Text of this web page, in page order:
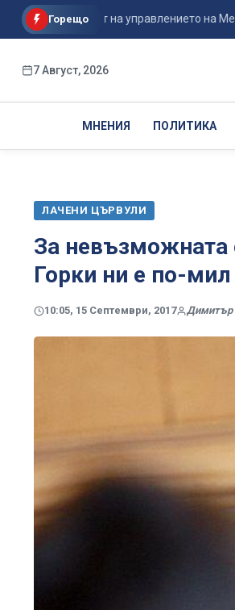
Горещо
ли краят на управлението на Мерц само
7 Август, 2026
МНЕНИЯ ПОЛИТИКА
ЛАЧЕНИ ЦЪРВУЛИ
За невъзможната
Горки ни е по-мил
10:05, 15 Септември, 2017 Димитър